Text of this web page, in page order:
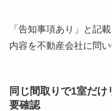
「告知事項あり」と記
内容を不動産会社に問
同じ間取りで1室だ
要確認